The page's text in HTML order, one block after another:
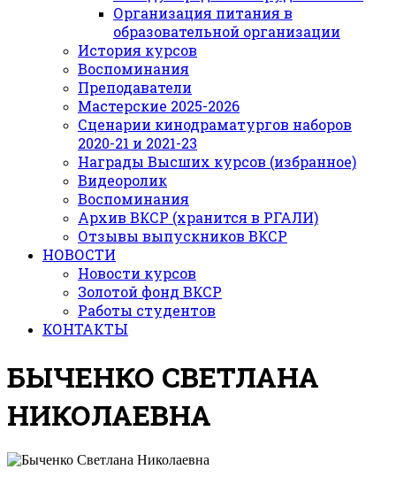
Организация питания в
образовательной организации
История курсов
Воспоминания
Преподаватели
Мастерские 2025-2026
Сценарии кинодраматургов наборов
2020-21 и 2021-23
Награды Высших курсов (избранное)
Видеоролик
Воспоминания
Архив ВКСР (хранится в РГАЛИ)
Отзывы выпускников ВКСР
НОВОСТИ
Новости курсов
Золотой фонд ВКСР
Работы студентов
КОНТАКТЫ
БЫЧЕНКО СВЕТЛАНА
НИКОЛАЕВНА